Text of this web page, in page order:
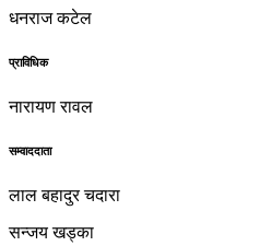
धनराज कटेल
प्राविधिक
नारायण रावल
सम्वाददाता
लाल बहादुर चदारा
सन्जय खड्का